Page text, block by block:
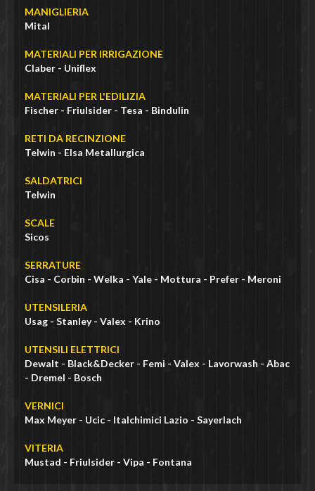
MANIGLIERIA
Mital
MATERIALI PER IRRIGAZIONE
Claber - Uniflex
MATERIALI PER L'EDILIZIA
Fischer - Friulsider - Tesa - Bindulin
RETI DA RECINZIONE
Telwin - Elsa Metallurgica
SALDATRICI
Telwin
SCALE
Sicos
SERRATURE
Cisa - Corbin - Welka - Yale - Mottura - Prefer - Meroni
UTENSILERIA
Usag - Stanley - Valex - Krino
UTENSILI ELETTRICI
Dewalt - Black&Decker - Femi - Valex - Lavorwash - Abac
- Dremel - Bosch
VERNICI
Max Meyer - Ucic - Italchimici Lazio - Sayerlach
VITERIA
Mustad - Friulsider - Vipa - Fontana